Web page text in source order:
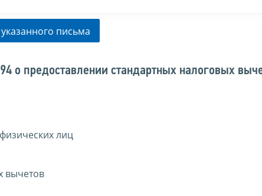
письма
предоставлении стандартных налоговых
лиц
вычетов